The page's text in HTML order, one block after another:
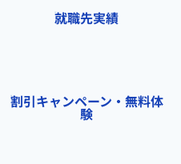
就職先実績
割引キャンペーン・無料体
験